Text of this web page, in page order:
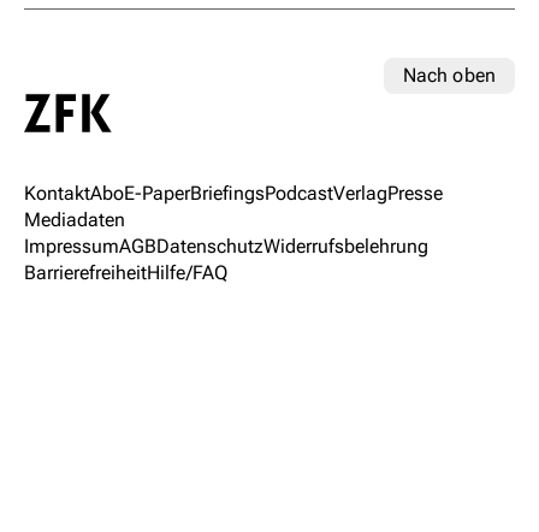
Nach oben
KontaktAboE-PaperBriefingsPodcastVerlagPresse
Mediadaten
ImpressumAGBDatenschutzWiderrufsbelehrung
BarrierefreiheitHilfe/FAQ